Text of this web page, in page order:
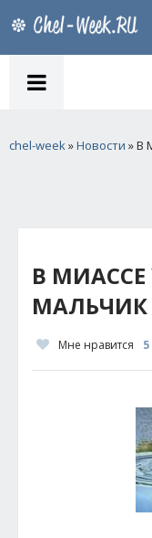
chel-week»Новости » В
В
МАЛЬЧИК
Мне нравится 5